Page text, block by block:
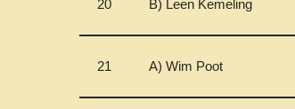
20 B) Leen Kemeling
21 A) Wim Poot